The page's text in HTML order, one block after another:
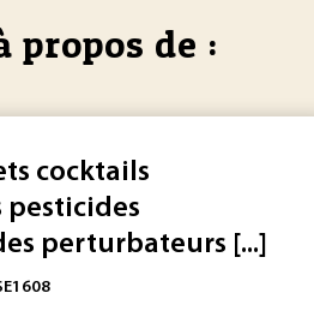
de :
sites d’action des hormones.
cocktails
pesticides
perturbateurs [...]